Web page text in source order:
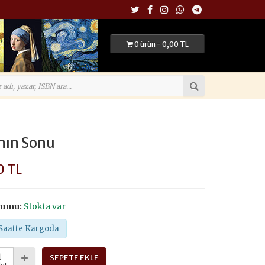
0 ürün - 0,00 TL
Sonu
TL
Stokta var
Kargoda
SEPETE EKLE